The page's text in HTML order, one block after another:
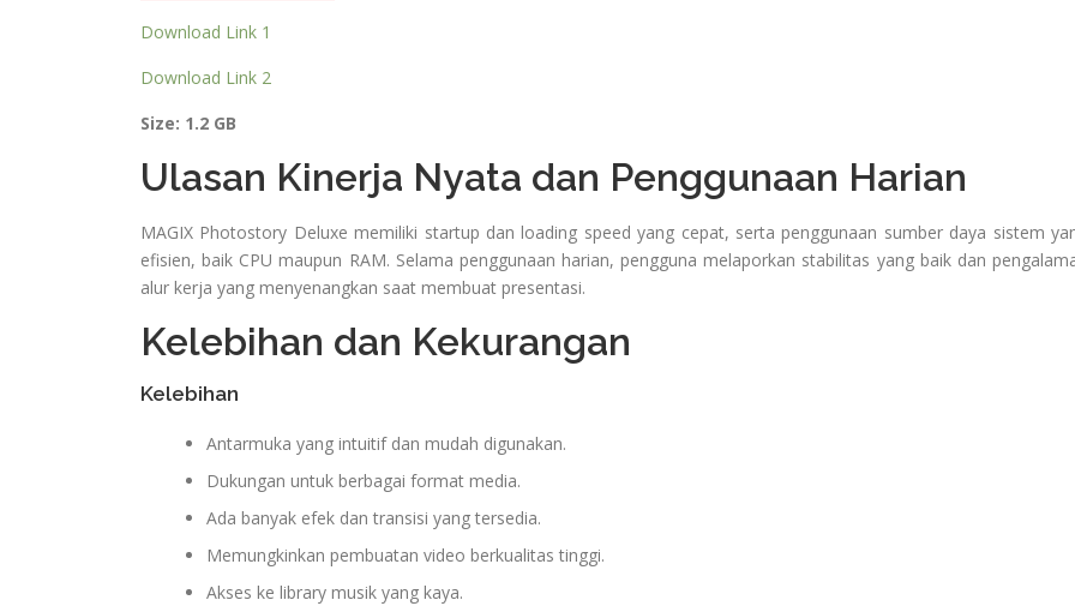
Download Link 1
Download Link 2
Size: 1.2 GB
Ulasan Kinerja Nyata dan Penggunaan Harian
MAGIX Photostory Deluxe memiliki startup dan loading speed yang cepat, serta penggunaan sumber daya sistem
efisien, baik CPU maupun RAM. Selama penggunaan harian, pengguna melaporkan stabilitas yang baik dan
alur kerja yang menyenangkan saat membuat presentasi.
Kelebihan dan Kekurangan
Kelebihan
Antarmuka yang intuitif dan mudah digunakan.
Dukungan untuk berbagai format media.
Ada banyak efek dan transisi yang tersedia.
Memungkinkan pembuatan video berkualitas tinggi.
Akses ke library musik yang kaya.